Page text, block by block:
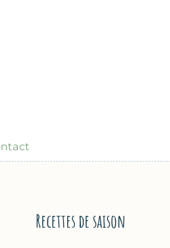
Recettes de saison